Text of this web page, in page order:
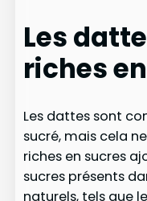
Les
riches
Les dattes sont
sucré, mais cela
riches en sucres
sucres présents
naturels, tels que